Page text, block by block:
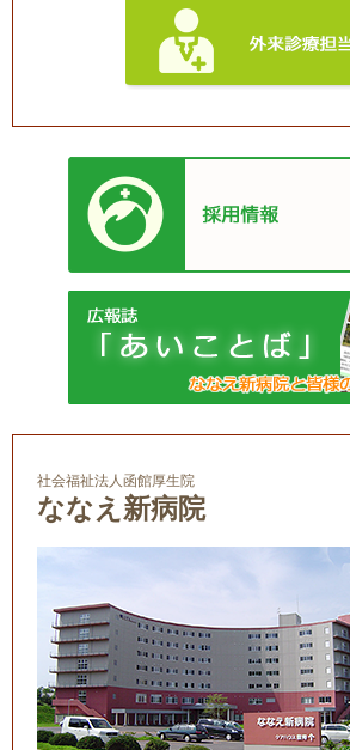
社会福祉法人函館厚生院
ななえ新病院